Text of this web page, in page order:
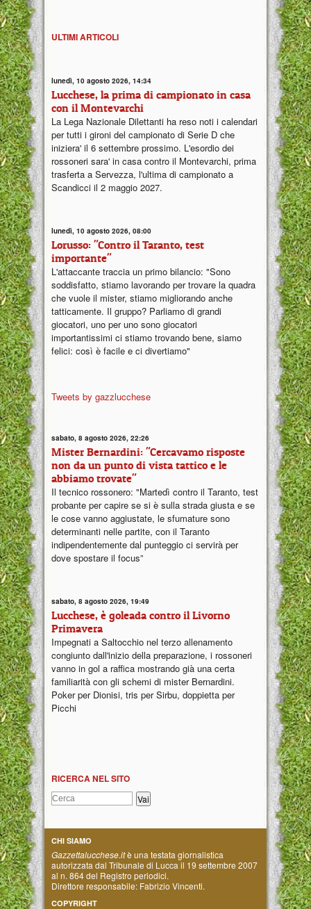
ULTIMI ARTICOLI
lunedì, 10 agosto 2026, 14:34
Lucchese, la prima di campionato in casa
con il Montevarchi
La Lega Nazionale Dilettanti ha reso noti i calendari
per tutti i gironi del campionato di Serie D che
iniziera' il 6 settembre prossimo. L'esordio dei
rossoneri sara' in casa contro il Montevarchi, prima
trasferta a Servezza, l'ultima di campionato a
Scandicci il 2 maggio 2027.
lunedì, 10 agosto 2026, 08:00
Lorusso: "Contro il Taranto, test
importante"
L'attaccante traccia un primo bilancio: "Sono
soddisfatto, stiamo lavorando per trovare la quadra
che vuole il mister, stiamo migliorando anche
tatticamente. Il gruppo? Parliamo di grandi
giocatori, uno per uno sono giocatori
importantissimi ci stiamo trovando bene, siamo
felici: così è facile e ci divertiamo"
Tweets by gazzlucchese
sabato, 8 agosto 2026, 22:26
Mister Bernardini: "Cercavamo risposte
non da un punto di vista tattico e le
abbiamo trovate"
Il tecnico rossonero: "Martedì contro il Taranto, test
probante per capire se si è sulla strada giusta e se
le cose vanno aggiustate, le sfumature sono
determinanti nelle partite, con il Taranto
indipendentemente dal punteggio ci servirà per
dove spostare il focus”
sabato, 8 agosto 2026, 19:49
Lucchese, è goleada contro il Livorno
Primavera
Impegnati a Saltocchio nel terzo allenamento
congiunto dall'inizio della preparazione, i rossoneri
vanno in gol a raffica mostrando già una certa
familiarità con gli schemi di mister Bernardini.
Poker per Dionisi, tris per Sirbu, doppietta per
Picchi
RICERCA NEL SITO
CHI SIAMO
Gazzettalucchese.itè una testata giornalistica
autorizzata dal Tribunale di Lucca il 19 settembre 2007
al n. 864 del Registro periodici.
Direttore responsabile: Fabrizio Vincenti.
COPYRIGHT